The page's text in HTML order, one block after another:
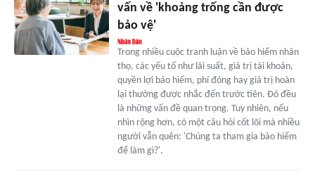
vấn về 'khoảng trống cần được
bảo vệ'
Trong nhiều cuộc tranh luận về bảo hiểm nhân
thọ, các yếu tố như lãi suất, giá trị tài khoản,
quyền lợi bảo hiểm, phí đóng hay giá trị hoàn
lại thường được nhắc đến trước tiên. Đó đều
là những vấn đề quan trọng. Tuy nhiên, nếu
nhìn rộng hơn, có một câu hỏi cốt lõi mà nhiều
người vẫn quên: 'Chúng ta tham gia bảo hiểm
để làm gì?'.